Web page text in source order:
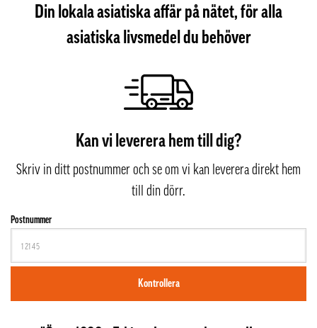
Din lokala asiatiska affär på nätet, för alla
asiatiska livsmedel du behöver
Kan vi leverera hem till dig?
Skriv in ditt postnummer och se om vi kan leverera direkt hem
till din dörr.
Postnummer
Kontrollera